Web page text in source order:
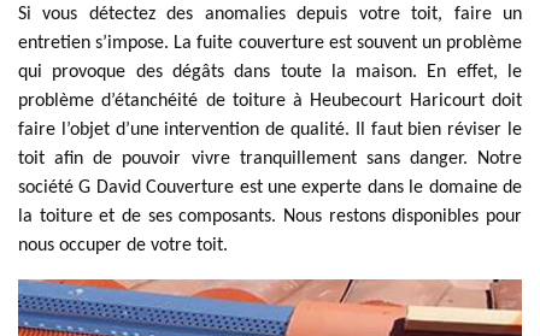
Si vous détectez des anomalies depuis votre toit, faire un
entretien s’impose. La fuite couverture est souvent un problème
qui provoque des dégâts dans toute la maison. En effet, le
problème d’étanchéité de toiture à Heubecourt Haricourt doit
faire l’objet d’une intervention de qualité. Il faut bien réviser le
toit afin de pouvoir vivre tranquillement sans danger. Notre
société G David Couverture est une experte dans le domaine de
la toiture et de ses composants. Nous restons disponibles pour
nous occuper de votre toit.